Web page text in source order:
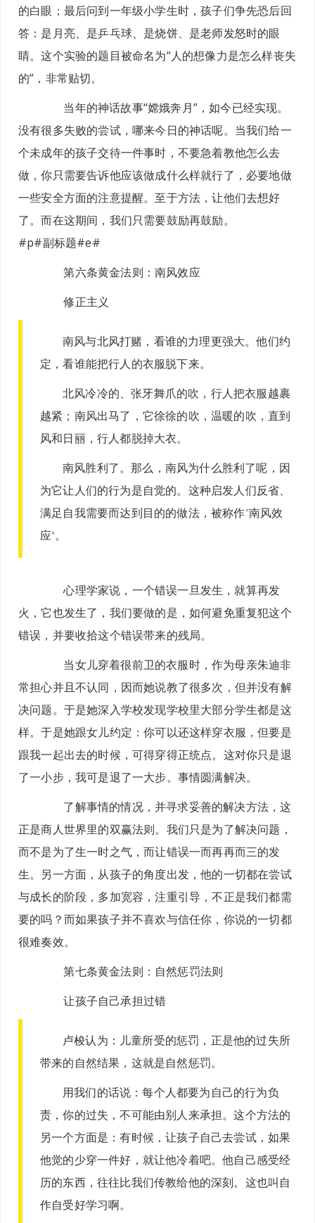
的白眼；最后问到一年级小学生时，孩子们争先恐后回
答：是月亮、是乒乓球、是烧饼、是老师发怒时的眼
睛。这个实验的题目被命名为“人的想像力是怎么样丧失
的”，非常贴切。
当年的神话故事“嫦娥奔月”，如今已经实现。
没有很多失败的尝试，哪来今日的神话呢。当我们给一
个未成年的孩子交待一件事时，不要急着教他怎么去
做，你只需要告诉他应该做成什么样就行了，必要地做
一些安全方面的注意提醒。至于方法，让他们去想好
了。而在这期间，我们只需要鼓励再鼓励。
#p#副标题#e#
第六条黄金法则：南风效应
修正主义
南风与北风打赌，看谁的力理更强大。他们约
定，看谁能把行人的衣服脱下来。
北风冷冷的、张牙舞爪的吹，行人把衣服越裹
越紧；南风出马了，它徐徐的吹，温暖的吹，直到
风和日丽，行人都脱掉大衣。
南风胜利了。那么，南风为什么胜利了呢，因
为它让人们的行为是自觉的。这种启发人们反省、
满足自我需要而达到目的的做法，被称作“南风效
应”。
心理学家说，一个错误一旦发生，就算再发
火，它也发生了，我们要做的是，如何避免重复犯这个
错误，并要收拾这个错误带来的残局。
当女儿穿着很前卫的衣服时，作为母亲朱迪非
常担心并且不认同，因而她说教了很多次，但并没有解
决问题。于是她深入学校发现学校里大部分学生都是这
样。于是她跟女儿约定：你可以还这样穿衣服，但要是
跟我一起出去的时候，可得穿得正统点。这对你只是退
了一小步，我可是退了一大步。事情圆满解决。
了解事情的情况，并寻求妥善的解决方法，这
正是商人世界里的双赢法则。我们只是为了解决问题，
而不是为了生一时之气，而让错误一而再再而三的发
生。另一方面，从孩子的角度出发，他的一切都在尝试
与成长的阶段，多加宽容，注重引导，不正是我们都需
要的吗？而如果孩子并不喜欢与信任你，你说的一切都
很难奏效。
第七条黄金法则： 自然惩罚法则
让孩子自己承担过错
卢梭认为：儿童所受的惩罚，正是他的过失所
带来的自然结果，这就是自然惩罚。
用我们的话说：每个人都要为自己的行为负
责，你的过失，不可能由别人来承担。这个方法的
另一个方面是：有时候，让孩子自己去尝试，如果
他觉的少穿一件好，就让他冷着吧。他自己感受经
历的东西，往往比我们传教给他的深刻。这也叫自
作自受好学习啊。